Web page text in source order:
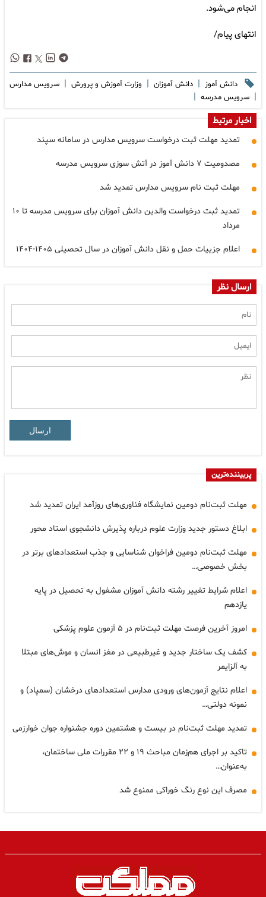
انجام می‌شود.
انتهای پیام/
دانش آموز | دانش آموزان | وزارت آموزش و پرورش | سرویس مدارس
| سرویس مدرسه |
اخبار مرتبط
تمدید مهلت ثبت درخواست سرویس مدارس در سامانه سپند
مصدومیت ۷ دانش آموز در آتش سوزی سرویس مدرسه
مهلت ثبت نام سرویس مدارس تمدید شد
تمدید ثبت درخواست والدین دانش آموزان برای سرویس مدرسه تا ۱۰
مرداد
اعلام جزییات حمل و نقل دانش آموزان در سال تحصیلی ۱۴۰۵-۱۴۰۴
ارسال نظر
ارسال
پربیننده‌ترین
مهلت ثبت‌نام دومین نمایشگاه فناوری‌های روزآمد ایران تمدید شد
ابلاغ دستور جدید وزارت علوم درباره پذیرش دانشجوی استاد محور
مهلت ثبت‌نام دومین فراخوان شناسایی و جذب استعدادهای برتر در
بخش خصوصی…
اعلام شرایط تغییر رشته دانش آموزان مشغول به تحصیل در پایه
یازدهم
امروز آخرین فرصت مهلت ثبت‌نام در ۵ آزمون علوم پزشکی
کشف یک ساختار جدید و غیرطبیعی در مغز انسان و موش‌های مبتلا
به آلزایمر
اعلام نتایج آزمون‌های ورودی مدارس استعدادهای درخشان (سمپاد) و
نمونه دولتی…
تمدید مهلت ثبت‌نام در بیست و هشتمین دوره جشنواره جوان خوارزمی
تاکید بر اجرای هم‌زمان مباحث ۱۹ و ۲۲ مقررات ملی ساختمان،
به‌عنوان…
مصرف این نوع رنگ خوراکی ممنوع شد